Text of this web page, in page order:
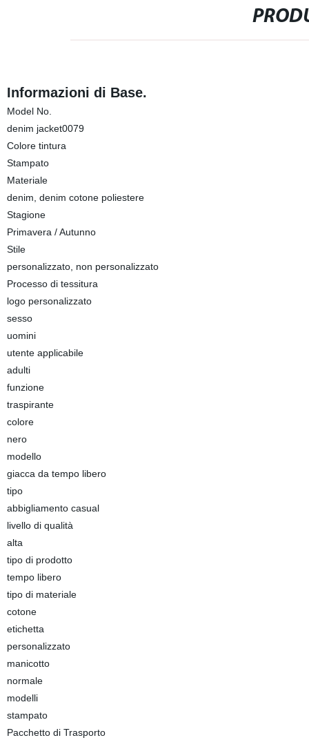
Informazioni di Base.
Model No.
denim jacket0079
Colore tintura
Stampato
Materiale
denim, denim cotone poliestere
Stagione
Primavera / Autunno
Stile
personalizzato, non personalizzato
Processo di tessitura
logo personalizzato
sesso
uomini
utente applicabile
adulti
funzione
traspirante
colore
nero
modello
giacca da tempo libero
tipo
abbigliamento casual
livello di qualità
alta
tipo di prodotto
tempo libero
tipo di materiale
cotone
etichetta
personalizzato
manicotto
normale
modelli
stampato
Pacchetto di Trasporto